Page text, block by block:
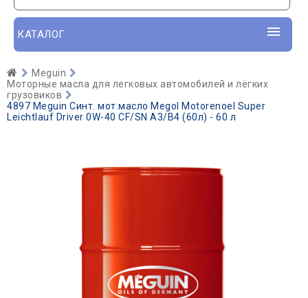
КАТАЛОГ
Meguin
Моторные масла для легковых автомобилей и лёгких
грузовиков
4897 Meguin Синт. мот.масло Megol Motorenoel Super
Leichtlauf Driver 0W-40 CF/SN A3/B4 (60л) - 60 л